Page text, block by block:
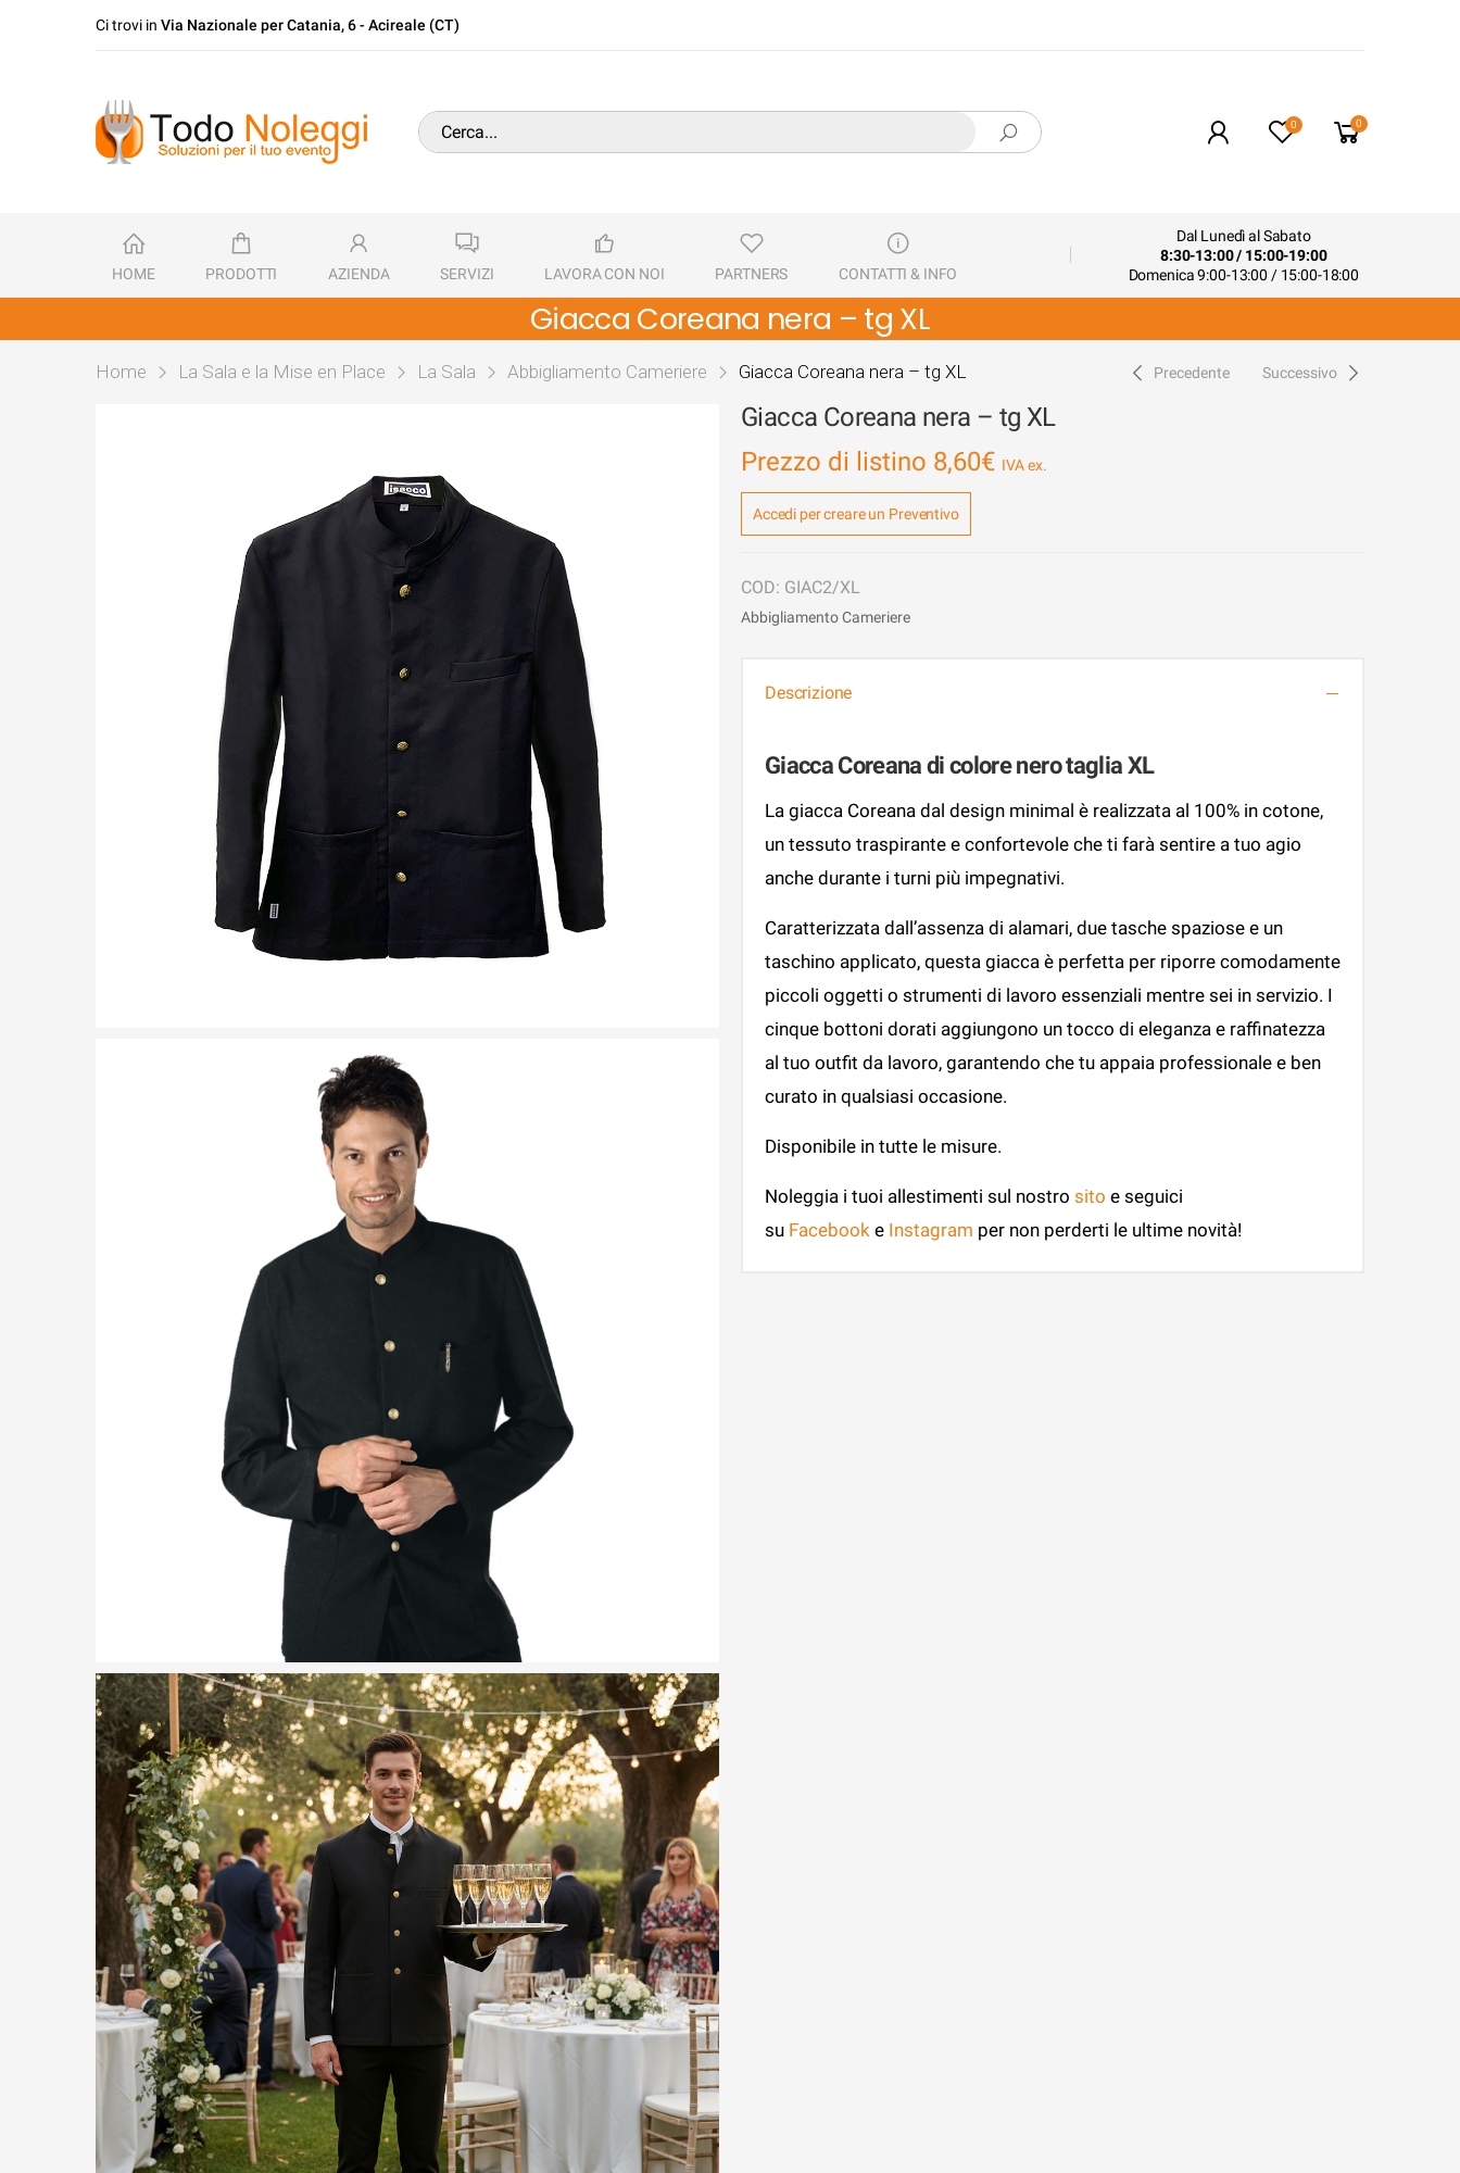
Ci trovi in Via Nazionale per Catania, 6 - Acireale (CT)
0 0
HOME PRODOTTI AZIENDA SERVIZI LAVORA CON NOI PARTNERS CONTATTI & INFO
Dal Lunedì al Sabato
8:30-13:00 / 15:00-19:00
Domenica 9:00-13:00 / 15:00-18:00
Giacca Coreana nera – tg XL
Home La Sala e la Mise en Place La Sala Abbigliamento Cameriere Giacca Coreana nera – tg XL Precedente Successivo
Giacca Coreana nera – tg XL
Prezzo di listino 8,60€
Accedi per creare un Preventivo
GIAC2/XL
Abbigliamento Cameriere
Descrizione
Giacca Coreana di colore nero taglia XL
La giacca Coreana dal design minimal è realizzata al 100% in cotone,
un tessuto traspirante e confortevole che ti farà sentire a tuo agio
anche durante i turni più impegnativi.
Caratterizzata dall’assenza di alamari, due tasche spaziose e un
taschino applicato, questa giacca è perfetta per riporre comodamente
piccoli oggetti o strumenti di lavoro essenziali mentre sei in servizio. I
cinque bottoni dorati aggiungono un tocco di eleganza e raffinatezza
al tuo outfit da lavoro, garantendo che tu appaia professionale e ben
curato in qualsiasi occasione.
Disponibile in tutte le misure.
Noleggia i tuoi allestimenti sul nostro sito e seguici
su Facebook e Instagram per non perderti le ultime novità!